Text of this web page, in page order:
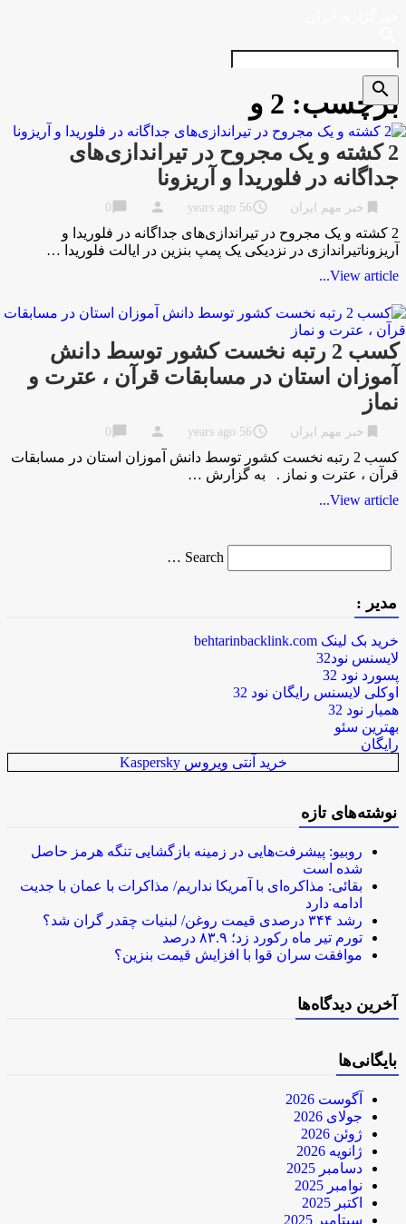
برچسب: 2 و
2 کشته و یک مجروح در تیراندازی‌های
جداگانه در فلوریدا و آریزونا
خبر مهم ایران access_time
56 years ago
person
chat_bubble
2 کشته و یک مجروح در تیراندازی‌های جداگانه در فلوریدا و
آریزوناتیراندازی در نزدیکی یک پمپ بنزین در ایالت فلوریدا …
View article...
کسب 2 رتبه نخست کشور توسط دانش
آموزان استان در مسابقات قرآن ، عترت و
نماز
خبر مهم ایران access_time
56 years ago
person
chat_bubble
کسب 2 رتبه نخست کشور توسط دانش آموزان استان در مسابقات
قرآن ، عترت و نماز . به گزارش …
View article...
for
Search …
search
مدیر :
خرید بک لینک behtarinbacklink.com
لایسنس نود32
پسورد نود 32
اوکلی لایسنس رایگان نود 32
همیار نود 32
بهترین سئو
رایگان
خرید آنتی ویروس Kaspersky
نوشته‌های تازه
روبیو: پیشرفت‌هایی در زمینه بازگشایی تنگه هرمز حاصل
شده است
بقائی: مذاکره‌ای با آمریکا نداریم/ مذاکرات با عمان با جدیت
ادامه دارد
رشد ۳۴۴ درصدی قیمت روغن/ لبنیات چقدر گران شد؟
تورم تیر ماه رکورد زد؛ ۸۳.۹ درصد
موافقت سران قوا با افزایش قیمت بنزین؟
آخرین دیدگاه‌ها
بایگانی‌ها
آگوست 2026
جولای 2026
ژوئن 2026
ژانویه 2026
دسامبر 2025
نوامبر 2025
اکتبر 2025
سپتامبر 2025